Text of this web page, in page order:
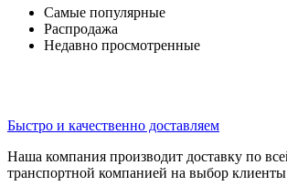
Самые популярные
Распродажа
Недавно просмотренные
Быстро и качественно доставляем
Наша компания производит доставку по
транспортной компанией на выбор клиенты